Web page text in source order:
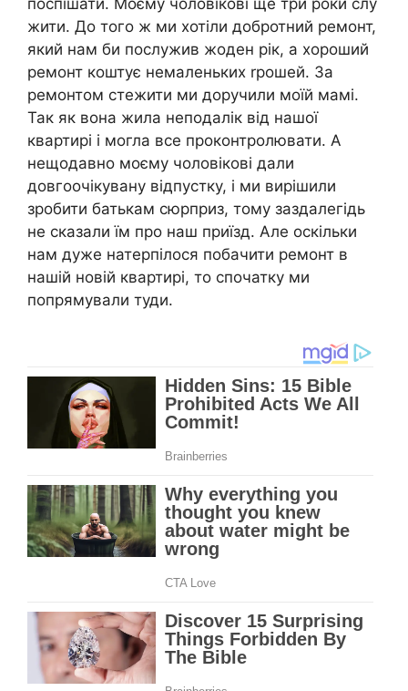
поспішати. Моєму чоловікові ще три роки слу
жити. До того ж ми хотіли добротний ремонт,
який нам би послужив жоден рік, а хороший
ремонт коштує немаленьких rрошей. За
ремонтом стежити ми доручили моїй мамі.
Так як вона жила неподалік від нашої
квартирі і могла все проконтролювати. А
нещодавно моєму чоловікові дали
довгоочікувану відпустку, і ми вирішили
зробити батькам сюрприз, тому заздалегідь
не сказали їм про наш приїзд. Але оскільки
нам дуже натерпілося побачити ремонт в
нашій новій квартирі, то спочатку ми
попрямували туди.